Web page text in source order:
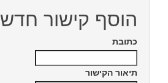
הוסף קישור חדש
כתובת
תיאור הקישור